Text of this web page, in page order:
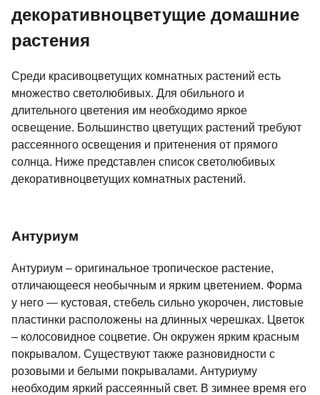
декоративноцветущие домашние
растения
Среди красивоцветущих комнатных растений есть
множество светолюбивых. Для обильного и
длительного цветения им необходимо яркое
освещение. Большинство цветущих растений требуют
рассеянного освещения и притенения от прямого
солнца. Ниже представлен список светолюбивых
декоративноцветущих комнатных растений.
Антуриум
Антуриум – оригинальное тропическое растение,
отличающееся необычным и ярким цветением. Форма
у него — кустовая, стебель сильно укорочен, листовые
пластинки расположены на длинных черешках. Цветок
– колосовидное соцветие. Он окружен ярким красным
покрывалом. Существуют также разновидности с
розовыми и белыми покрывалами. Антуриуму
необходим яркий рассеянный свет. В зимнее время его